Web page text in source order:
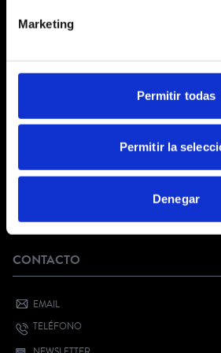
Marketing
Permitir todas
Permitir la
Denegar
CONDICIONES GENERALES
AVISO LEGAL
PRIVACIDAD EN RRSS
SERVICIO AL CLIENTE
FAQ
¿QUIERES VENDER CON NOSOTROS?
BONO CULTURAL JOVEN
CONTACTO
EMAIL
TELÉFONO